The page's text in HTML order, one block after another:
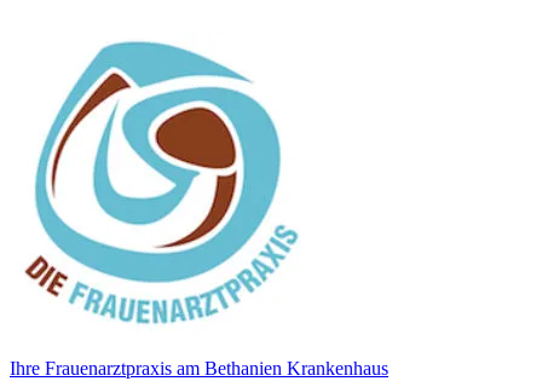
Ihre Frauenarztpraxis am Bethanien Krankenhaus